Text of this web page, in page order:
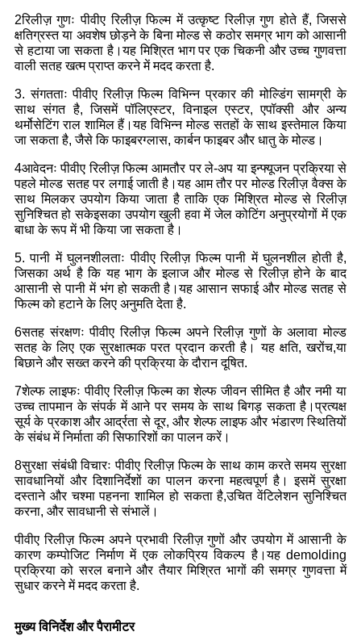
2रिलीज़ गुणः पीवीए रिलीज़ फिल्म में उत्कृष्ट रिलीज़ गुण होते हैं, जिससे
क्षतिग्रस्त या अवशेष छोड़ने के बिना मोल्ड से कठोर समग्र भाग को आसानी
से हटाया जा सकता है।यह मिश्रित भाग पर एक चिकनी और उच्च गुणवत्ता
वाली सतह खत्म प्राप्त करने में मदद करता है.
3. संगतताः पीवीए रिलीज़ फिल्म विभिन्न प्रकार की मोल्डिंग सामग्री के
साथ संगत है, जिसमें पॉलिएस्टर, विनाइल एस्टर, एपॉक्सी और अन्य
थर्मोसेटिंग राल शामिल हैं।यह विभिन्न मोल्ड सतहों के साथ इस्तेमाल किया
जा सकता है, जैसे कि फाइबरग्लास, कार्बन फाइबर और धातु के मोल्ड।
4आवेदनः पीवीए रिलीज़ फिल्म आमतौर पर ले-अप या इन्फ्यूजन प्रक्रिया से
पहले मोल्ड सतह पर लगाई जाती है।यह आम तौर पर मोल्ड रिलीज़ वैक्स के
साथ मिलकर उपयोग किया जाता है ताकि एक मिश्रित मोल्ड से रिलीज़
सुनिश्चित हो सकेइसका उपयोग खुली हवा में जेल कोटिंग अनुप्रयोगों में एक
बाधा के रूप में भी किया जा सकता है।
5. पानी में घुलनशीलताः पीवीए रिलीज़ फिल्म पानी में घुलनशील होती है,
जिसका अर्थ है कि यह भाग के इलाज और मोल्ड से रिलीज़ होने के बाद
आसानी से पानी में भंग हो सकती है।यह आसान सफाई और मोल्ड सतह से
फिल्म को हटाने के लिए अनुमति देता है.
6सतह संरक्षणः पीवीए रिलीज़ फिल्म अपने रिलीज़ गुणों के अलावा मोल्ड
सतह के लिए एक सुरक्षात्मक परत प्रदान करती है। यह क्षति, खरोंच,या
बिछाने और सख्त करने की प्रक्रिया के दौरान दूषित.
7शेल्फ लाइफः पीवीए रिलीज़ फिल्म का शेल्फ जीवन सीमित है और नमी या
उच्च तापमान के संपर्क में आने पर समय के साथ बिगड़ सकता है।प्रत्यक्ष
सूर्य के प्रकाश और आर्द्रता से दूर, और शेल्फ लाइफ और भंडारण स्थितियों
के संबंध में निर्माता की सिफारिशों का पालन करें।
8सुरक्षा संबंधी विचारः पीवीए रिलीज़ फिल्म के साथ काम करते समय सुरक्षा
सावधानियों और दिशानिर्देशों का पालन करना महत्वपूर्ण है। इसमें सुरक्षा
दस्ताने और चश्मा पहनना शामिल हो सकता है,उचित वेंटिलेशन सुनिश्चित
करना, और सावधानी से संभालें।
पीवीए रिलीज़ फिल्म अपने प्रभावी रिलीज़ गुणों और उपयोग में आसानी के
कारण कम्पोजिट निर्माण में एक लोकप्रिय विकल्प है।यह demolding
प्रक्रिया को सरल बनाने और तैयार मिश्रित भागों की समग्र गुणवत्ता में
सुधार करने में मदद करता है.
मुख्य विनिर्देश और पैरामीटर